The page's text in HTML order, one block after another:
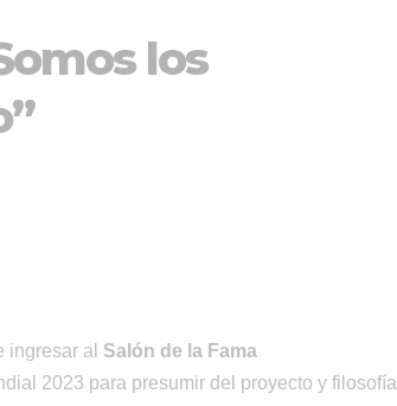
los
ingresar al Salón de la Fama
2023 para presumir del proyecto y filosofía